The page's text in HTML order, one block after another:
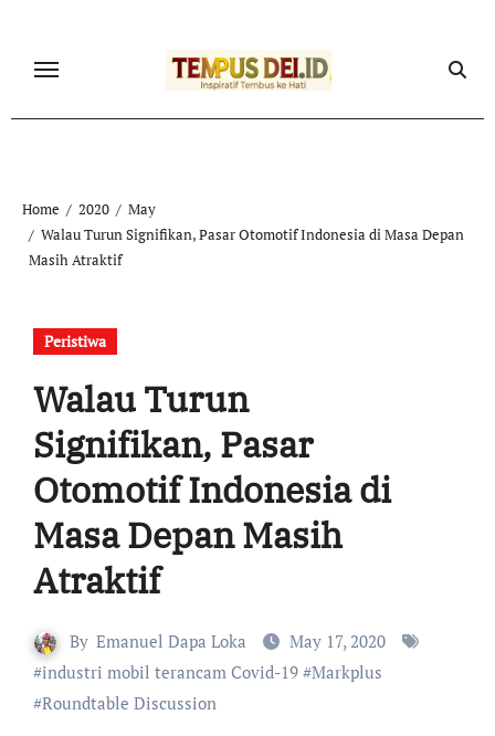
content
Home 2020
May
Walau Turun Signifikan, Pasar Otomotif Indonesia di Masa Depan
Masih Atraktif
Peristiwa
Walau Turun
Signifikan, Pasar
Otomotif Indonesia di
Masa Depan Masih
Atraktif
By Emanuel Dapa Loka
May 17, 2020
#industri mobil terancam Covid-19#Markplus
#Roundtable Discussion